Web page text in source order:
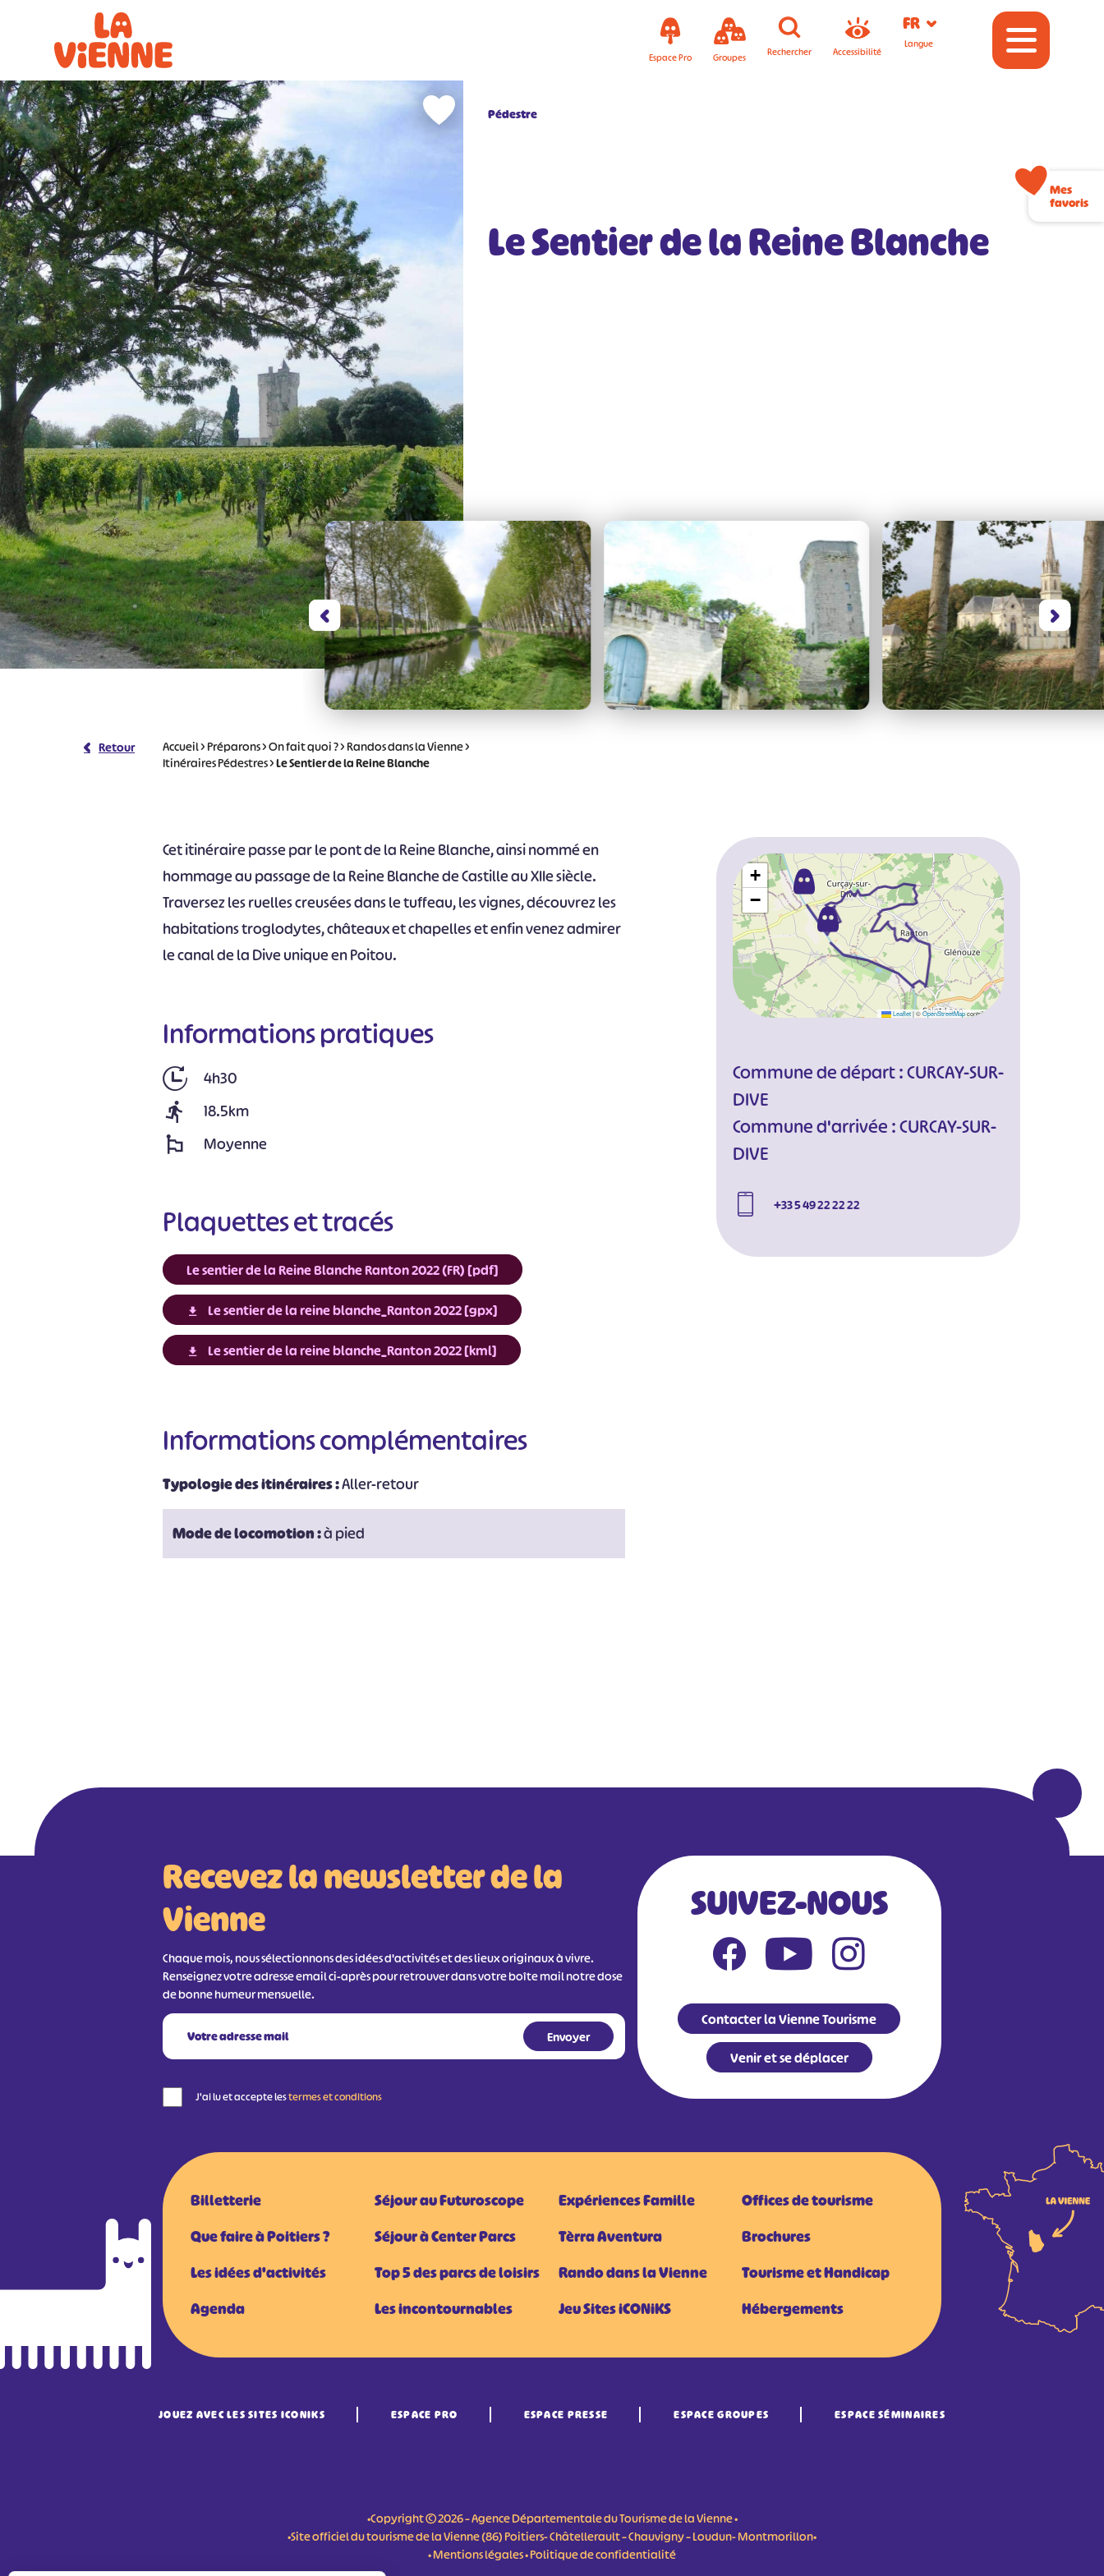
Espace Pro Groupes Rechercher Accessibilité
FR
Langue
Pédestre
Le Sentier de la Reine Blanche
Retour Accueil>Préparons>On fait quoi ?>Randos dans la Vienne>
Itinéraires Pédestres>Le Sentier de la Reine Blanche
Cet itinéraire passe par le pont de la Reine Blanche, ainsi nommé en
hommage au passage de la Reine Blanche de Castille au XIIe siècle.
Traversez les ruelles creusées dans le tuffeau, les vignes, découvrez les
habitations troglodytes, châteaux et chapelles et enfin venez admirer
le canal de la Dive unique en Poitou.
Informations pratiques
4h30
18.5km
Moyenne
Plaquettes et tracés
Le sentier de la Reine Blanche Ranton 2022 (FR) [pdf]
Le sentier de la reine blanche_Ranton 2022 [gpx]
Le sentier de la reine blanche_Ranton 2022 [kml]
Informations complémentaires
Typologie des itinéraires :Aller-retour
Mode de locomotion :à pied
+
−
Leaflet|©OpenStreetMapcontributors
Commune de départ : CURCAY-SUR-
DIVE
Commune d'arrivée : CURCAY-SUR-
DIVE
+33 5 49 22 22 22
Recevez la newsletter de la
Vienne
Chaque mois, nous sélectionnons des idées d'activités et des lieux originaux à vivre.
Renseignez votre adresse email ci-après pour retrouver dans votre boîte mail notre dose
de bonne humeur mensuelle.
J'ai lu et accepte lestermes et conditions
SUIVEZ-NOUS
Contacter la Vienne Tourisme
Venir et se déplacer
Billetterie
Que faire à Poitiers ?
Les idées d'activités
Agenda
Séjour au Futuroscope
Séjour à Center Parcs
Top 5 des parcs de loisirs
Les incontournables
Expériences Famille
Tèrra Aventura
Rando dans la Vienne
Jeu Sites iCONiKS
Offices de tourisme
Brochures
Tourisme et Handicap
Hébergements
JOUEZ AVEC LES SITES ICONIKS ESPACE PRO ESPACE PRESSE ESPACE GROUPES ESPACE SÉMINAIRES
•Copyright © 2026 – Agence Départementale du Tourisme de la Vienne •
•Site officiel du tourisme de la Vienne (86) Poitiers- Châtellerault – Chauvigny – Loudun- Montmorillon•
•Mentions légales•Politique de confidentialité
#
Mes
favoris
Panneau de gestion des cookies